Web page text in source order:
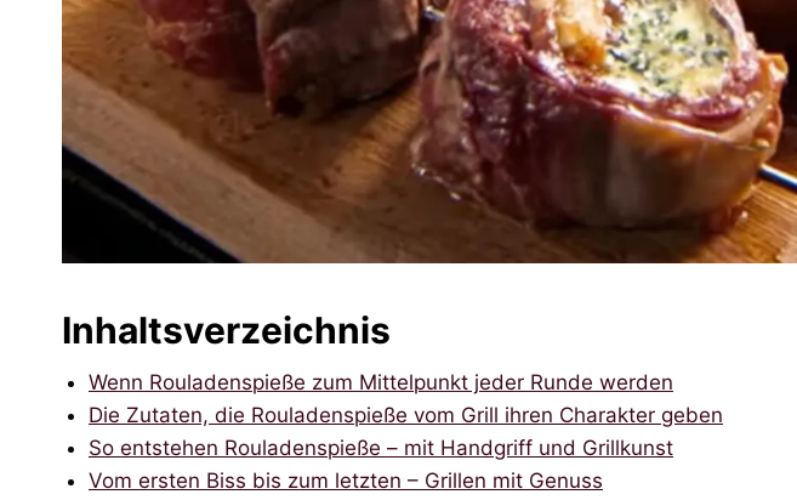
Inhaltsverzeichnis
Wenn Rouladenspieße zum Mittelpunkt jeder Runde werden
Die Zutaten, die Rouladenspieße vom Grill ihren Charakter geben
So entstehen Rouladenspieße – mit Handgriff und Grillkunst
Vom ersten Biss bis zum letzten – Grillen mit Genuss